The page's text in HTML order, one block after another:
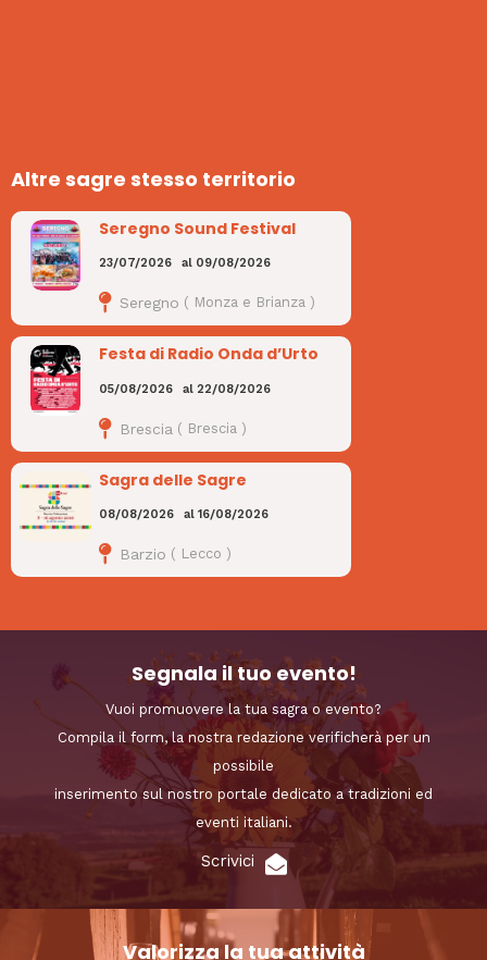
Altre sagre stesso territorio
Seregno Sound Festival
23/07/2026 al 09/08/2026
Seregno ( Monza e Brianza)
Festa di Radio Onda d’Urto
05/08/2026 al 22/08/2026
Brescia ( Brescia )
Sagra delle Sagre
08/08/2026 al 16/08/2026
Barzio ( Lecco )
Segnala il tuo evento!
Vuoi promuovere la tua sagra o evento?
Compila il form, la nostra redazione verificherà per un
possibile
inserimento sul nostro portale dedicato a tradizioni ed
eventi italiani.
Scrivici
Valorizza la tua attività